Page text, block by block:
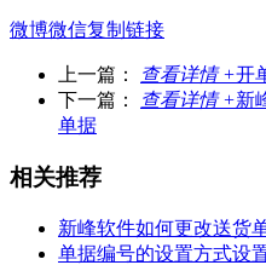
微博微信复制链接
上一篇： 查看详情 +开
下一篇：
查看详情 +新
单据
相关推荐
新峰软件如何更改送货
单据编号的设置方式设